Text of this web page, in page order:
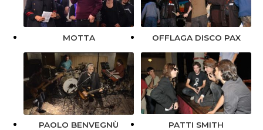
MOTTA OFFLAGA DISCO PAX
PAOLO BENVEGNÙ PATTI SMITH